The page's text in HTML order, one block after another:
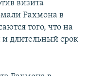
визита
Рахмона в
того, что на
длительный срок